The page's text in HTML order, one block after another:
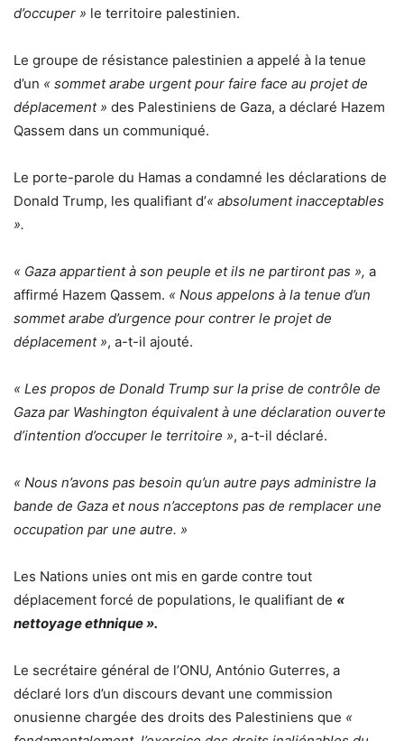
d’occuper » le territoire palestinien.
Le groupe de résistance palestinien a appelé à la tenue
d’un « sommet arabe urgent pour faire face au projet de
déplacement » des Palestiniens de Gaza, a déclaré Hazem
Qassem dans un communiqué.
Le porte-parole du Hamas a condamné les déclarations de
Donald Trump, les qualifiant d’« absolument inacceptables
».
« Gaza appartient à son peuple et ils ne partiront pas », a
affirmé Hazem Qassem. « Nous appelons à la tenue d’un
sommet arabe d’urgence pour contrer le projet de
déplacement », a-t-il ajouté.
« Les propos de Donald Trump sur la prise de contrôle de
Gaza par Washington équivalent à une déclaration ouverte
d’intention d’occuper le territoire », a-t-il déclaré.
« Nous n’avons pas besoin qu’un autre pays administre la
bande de Gaza et nous n’acceptons pas de remplacer une
occupation par une autre. »
Les Nations unies ont mis en garde contre tout
déplacement forcé de populations, le qualifiant de «
nettoyage ethnique ».
Le secrétaire général de l’ONU, António Guterres, a
déclaré lors d’un discours devant une commission
onusienne chargée des droits des Palestiniens que «